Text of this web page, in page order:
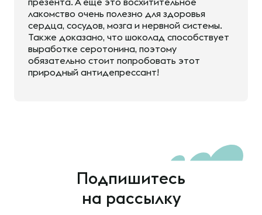
лакомство очень полезно для здоровья
сердца, сосудов, мозга и нервной системы.
Также доказано, что шоколад способствует
выработке серотонина, поэтому
обязательно стоит попробовать этот
природный антидепрессант!
Подпишитесь
на рассылку